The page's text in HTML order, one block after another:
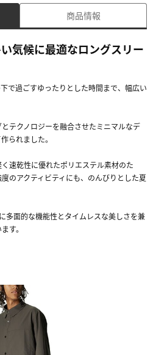
商品情報
気候に最適なロングスリー
で過ごすゆったりとした時間まで、幅広い
テクノロジーを融合させたミニマルなデ
られました。
速乾性に優れたポリエステル素材のた
のアクティビティにも、のんびりとした夏
多面的な機能性とタイムレスな美しさを兼
す。